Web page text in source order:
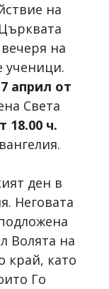
на
на
ученици.
април от
Света
18.00 ч.
ден в
Неговата
Волята на
край, като
Го